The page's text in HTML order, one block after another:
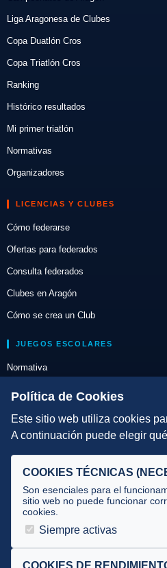
Liga Aragonesa de Clubes
Copa Duatlón Cros
Copa Triatlón Cros
Ranking
Histórico resultados
Mi primer triatlón
Normativas
Organizadores
LICENCIAS Y CLUBES
Cómo federarse
Ofertas para federados
Consulta federados
Clubes en Aragón
Cómo se crea un Club
JUEGOS ESCOLARES
Normativa
Escuelas de Triatlón
DIRECCIÓN TÉCNICA
Selecciones
Tecnificación
JUECES Y OFICIALES
Documentos
Política de Cookies
Este sitio web utiliza cookies
A continuación puede elegir
COOKIES TÉCNICAS
Son esenciales para el
sitio web no puede funcionar
cookies.
Siempre activas
COOKIES DE